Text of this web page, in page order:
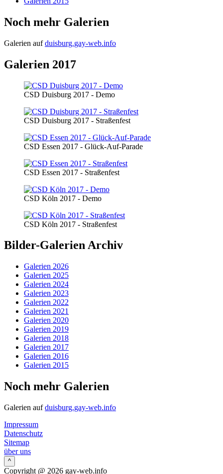
Noch mehr Galerien
Galerien aufduisburg.gay-web.info
Galerien 2017
CSD Duisburg 2017 - Demo
CSD Duisburg 2017 - Straßenfest
CSD Essen 2017 - Glück-Auf-Parade
CSD Essen 2017 - Straßenfest
CSD Köln 2017 - Demo
CSD Köln 2017 - Straßenfest
Bilder-Galerien Archiv
Galerien 2026
Galerien 2025
Galerien 2024
Galerien 2023
Galerien 2022
Galerien 2021
Galerien 2020
Galerien 2019
Galerien 2018
Galerien 2017
Galerien 2016
Galerien 2015
Noch mehr Galerien
Galerien aufduisburg.gay-web.info
Impressum
Datenschutz
Sitemap
über uns
^
Copyright @ 2026 gay-web.info